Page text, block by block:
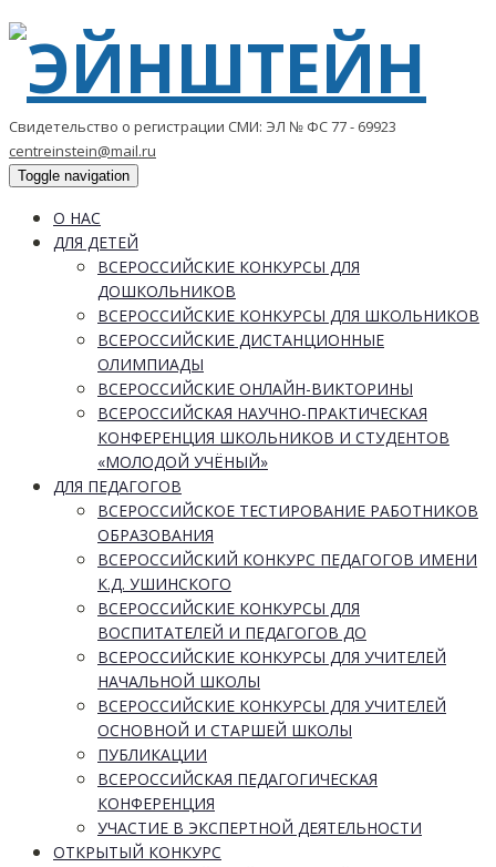
Свидетельство о регистрации СМИ: ЭЛ № ФС 77 - 69923
centreinstein@mail.ru
Toggle navigation
О НАС
ДЛЯ ДЕТЕЙ
ВСЕРОССИЙСКИЕ КОНКУРСЫ ДЛЯ
ДОШКОЛЬНИКОВ
ВСЕРОССИЙСКИЕ КОНКУРСЫ ДЛЯ ШКОЛЬНИКОВ
ВСЕРОССИЙСКИЕ ДИСТАНЦИОННЫЕ
ОЛИМПИАДЫ
ВСЕРОССИЙСКИЕ ОНЛАЙН-ВИКТОРИНЫ
ВСЕРОССИЙСКАЯ НАУЧНО-ПРАКТИЧЕСКАЯ
КОНФЕРЕНЦИЯ ШКОЛЬНИКОВ И СТУДЕНТОВ
«МОЛОДОЙ УЧЁНЫЙ»
ДЛЯ ПЕДАГОГОВ
ВСЕРОССИЙСКОЕ ТЕСТИРОВАНИЕ РАБОТНИКОВ
ОБРАЗОВАНИЯ
ВСЕРОССИЙСКИЙ КОНКУРС ПЕДАГОГОВ ИМЕНИ
К.Д. УШИНСКОГО
ВСЕРОССИЙСКИЕ КОНКУРСЫ ДЛЯ
ВОСПИТАТЕЛЕЙ И ПЕДАГОГОВ ДО
ВСЕРОССИЙСКИЕ КОНКУРСЫ ДЛЯ УЧИТЕЛЕЙ
НАЧАЛЬНОЙ ШКОЛЫ
ВСЕРОССИЙСКИЕ КОНКУРСЫ ДЛЯ УЧИТЕЛЕЙ
ОСНОВНОЙ И СТАРШЕЙ ШКОЛЫ
ПУБЛИКАЦИИ
ВСЕРОССИЙСКАЯ ПЕДАГОГИЧЕСКАЯ
КОНФЕРЕНЦИЯ
УЧАСТИЕ В ЭКСПЕРТНОЙ ДЕЯТЕЛЬНОСТИ
ОТКРЫТЫЙ КОНКУРС